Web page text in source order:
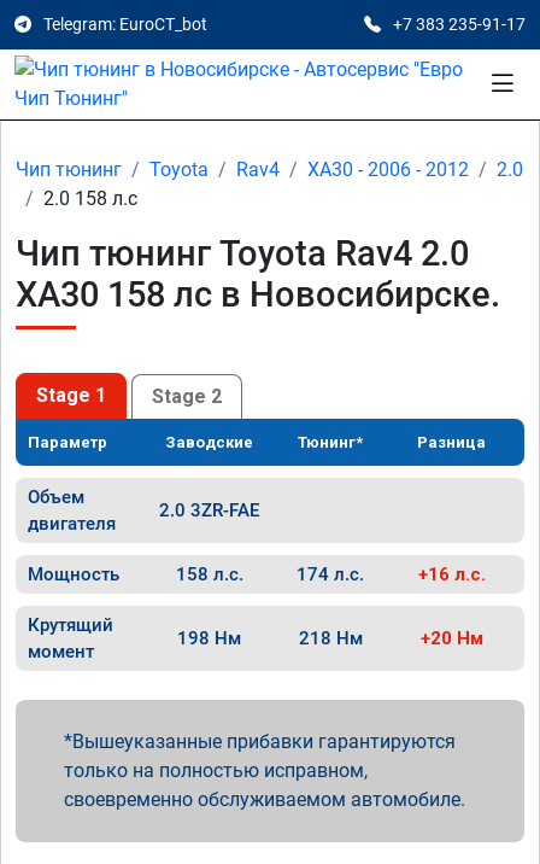
Telegram: EuroCT_bot +7 383 235-91-17
Чип тюнинг Toyota Rav4 XA30 - 2006 - 2012
2.0
2.0 158 л.с
Чип тюнинг Toyota Rav4 2.0
XA30 158 лс в Новосибирске.
Stage 1 Stage 2
Параметр Заводские Тюнинг* Разница
Объем
двигателя
2.0 3ZR-FAE
Мощность 158 л.с. 174 л.с. +16 л.с.
Крутящий
момент
198 Нм 218 Нм +20 Нм
Вышеуказанные прибавки гарантируются
только на полностью исправном,
своевременно обслуживаемом автомобиле.